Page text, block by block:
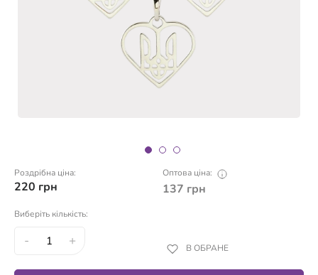
Роздрібна ціна:
220 грн
Оптова ціна:
137 грн
Виберіть кількість:
- + В ОБРАНЕ